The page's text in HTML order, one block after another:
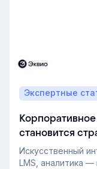
Экспертные
становится
Искусственный
LMS, аналитика